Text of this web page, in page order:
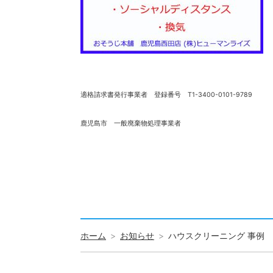
適格請求書発行事業者 登録番号 T1-3400-0101-9789
鹿児島市 一般廃棄物処理事業者
ホーム お知らせ ハウスクリーニング 事例